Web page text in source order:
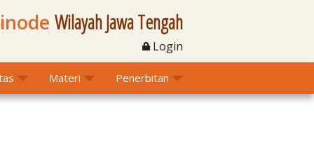
Wilayah Jawa Tengah
Login
Materi Penerbitan